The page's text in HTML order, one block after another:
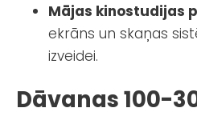
Mājas kinostudijas
ekrāns un skaņas
izveidei.
Dāvanas 100-